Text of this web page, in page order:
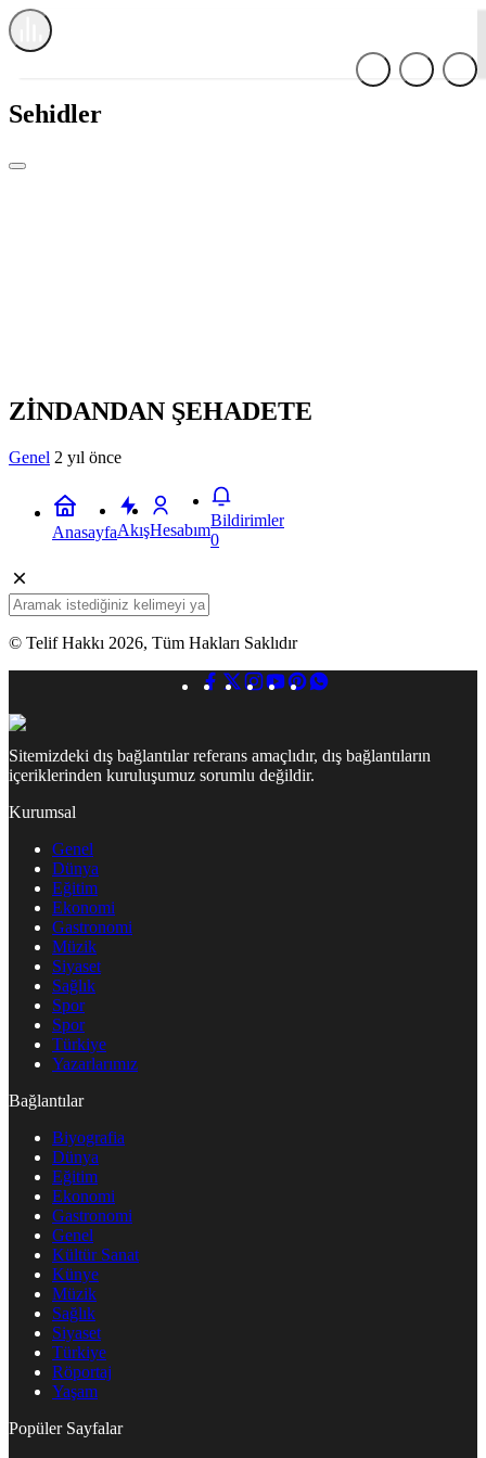
Haberleri
Sehidler
ZİNDANDAN ŞEHADETE
Genel 2 yıl önce
AnasayfaAkışHesabım
Bildirimler
0
© Telif Hakkı 2026, Tüm Hakları Saklıdır
Sitemizdeki dış bağlantılar referans amaçlıdır, dış bağlantıların
içeriklerinden kuruluşumuz sorumlu değildir.
Kurumsal
Genel
Dünya
Eğitim
Ekonomi
Gastronomi
Müzik
Siyaset
Sağlık
Spor
Spor
Türkiye
Yazarlarımız
Bağlantılar
Biyografia
Dünya
Eğitim
Ekonomi
Gastronomi
Genel
Kültür Sanat
Künye
Müzik
Sağlık
Siyaset
Türkiye
Röportaj
Yaşam
Popüler Sayfalar